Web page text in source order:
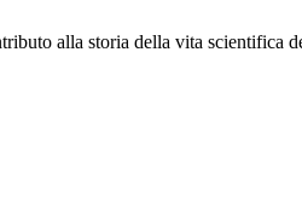
alla storia della vita scientifica